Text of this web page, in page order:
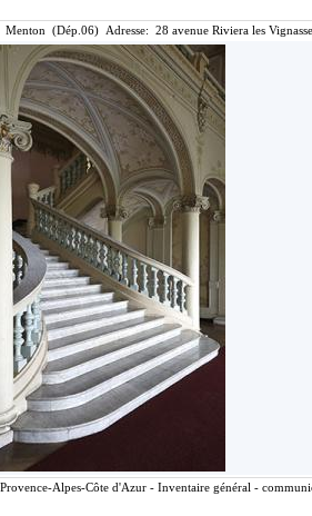
Menton (Dép.06) Adresse: 28 avenue Riviera les
Alpes-Côte d'Azur - Inventaire général -